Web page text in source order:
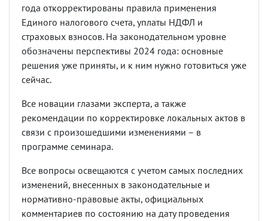
года откорректированы правила применения
Единого налогового счета, уплаты НДФЛ и
страховых взносов. На законодательном уровне
обозначены перспективы 2024 года: основные
решения уже приняты, и к ним нужно готовиться уже
сейчас.
Все новации глазами эксперта, а также
рекомендации по корректировке локальных актов в
связи с произошедшими изменениями – в
программе семинара.
Все вопросы освещаются с учетом самых последних
изменений, внесенных в законодательные и
нормативно-правовые акты, официальных
комментариев по состоянию на дату проведения